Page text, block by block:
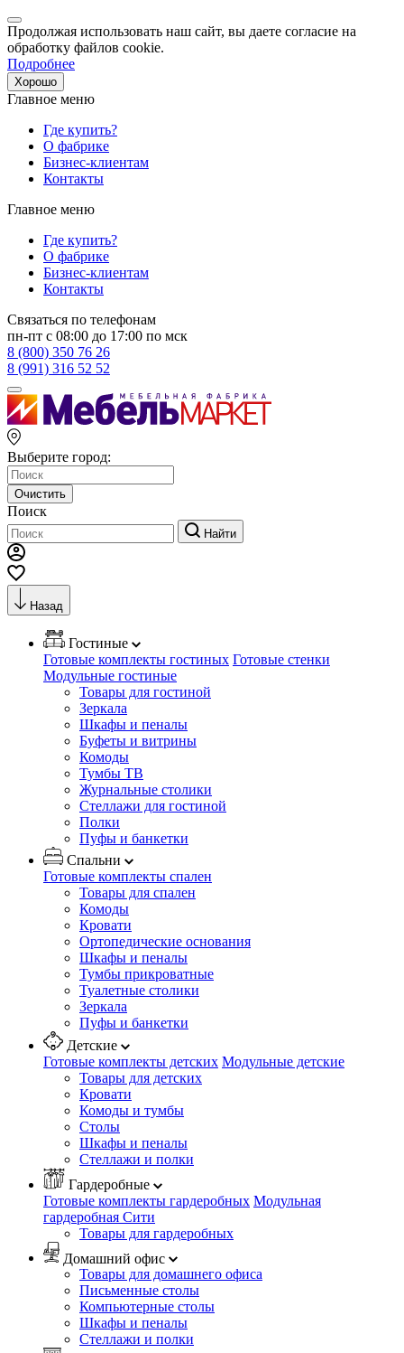
Продолжая использовать наш сайт, вы даете согласие на
обработку файлов cookie.
Подробнее
Хорошо
Главное меню
Где купить?
О фабрике
Бизнес-клиентам
Контакты
Главное меню
Где купить?
О фабрике
Бизнес-клиентам
Контакты
Связаться по телефонам
пн-пт с 08:00 до 17:00 по мск
8 (800) 350 76 26
8 (991) 316 52 52
Выберите город:
Очистить
Поиск
Найти
Назад
Гостиные
Готовые комплекты гостиных Готовые стенки
Модульные гостиные
Товары для гостиной
Зеркала
Шкафы и пеналы
Буфеты и витрины
Комоды
Тумбы ТВ
Журнальные столики
Стеллажи для гостиной
Полки
Пуфы и банкетки
Спальни
Готовые комплекты спален
Товары для спален
Комоды
Кровати
Ортопедические основания
Шкафы и пеналы
Тумбы прикроватные
Туалетные столики
Зеркала
Пуфы и банкетки
Детские
Готовые комплекты детских Модульные детские
Товары для детских
Кровати
Комоды и тумбы
Столы
Шкафы и пеналы
Стеллажи и полки
Гардеробные
Готовые комплекты гардеробных Модульная
гардеробная Сити
Товары для гардеробных
Домашний офис
Товары для домашнего офиса
Письменные столы
Компьютерные столы
Шкафы и пеналы
Стеллажи и полки